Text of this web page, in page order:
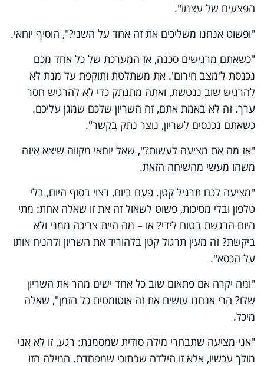
הפצעים של עצמו".
"ופשוט אנחנו משליכים את זה אחד על השני?", הוסיף יוחאי.
"כשאתם מרגישים סכנה, אז המערכת של כל אחד מכם
נכנסת ל'מצב חירום'. את משתלטת ותוקפת על מנת לא
להרגיש שוב ננטשת, ואתה מתנתק כדי לא להרגיש חסר
ערך. זה לא באמת אתם, זה השריון שלכם שמגן עליכם.
כשאתם נכנסים לשריון, נוצר נתק בקשר".
"אז מה את מציעה לעשות?", שאל יוחאי מקווה שיצא איזה
משהו מעשי מהשיחה הזאת.
"מציעה לכם תרגיל קטן. פעם ביום, רצוי בסוף היום, בלי
טלפון ובלי מסיכות, פשוט לשאול זה את זו שאלה אחת: מתי
היום הרגשת בטוח לידי? או – מה היית צריכה ממני ולא
ביקשת? זה מעין תרגול קטן בלהוריד את השריון ולהניח אותו
על הכסא".
"ומה יקרה אם פתאום שוב כל אחד ישים מהר את השריון
שלו? הרי אנחנו עושים את זה אוטומטית כל הזמן", שאלה
מיכל.
"אני מציעה שתבחרי מילה סודית שמסמנת: רגע, זו לא אני
מולך עכשיו, אלא זו הילדה שבתוכי שמפחדת. המילה הזו